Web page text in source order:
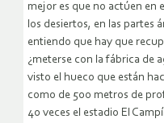
mejor es que no actúen en
los desiertos, en las partes
entiendo que hay que
¿meterse con la fábrica de
visto el hueco que están
como de 500 metros de
40 veces el estadio El